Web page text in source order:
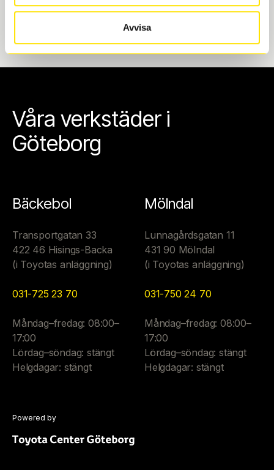
Avvisa
Våra verkstäder i
Göteborg
Bäckebol
Transportgatan 33
422 46 Hisings-Backa
(i Toyotas anläggning)
031-725 23 70
Måndag–fredag: 08:00–
17:00
Lördag–söndag: stängt
Helgdagar: stängt
Mölndal
Lunnagårdsgatan 11
431 90 Mölndal
(i Toyotas anläggning)
031-750 24 70
Måndag–fredag: 08:00–
17:00
Lördag–söndag: stängt
Helgdagar: stängt
Powered by